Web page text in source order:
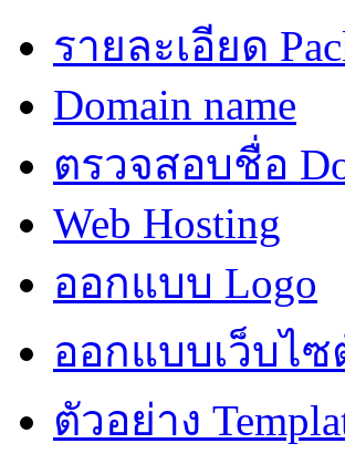
รายละเอียด
Domain name
ตรวจสอบชื่อ
Web Hosting
ออกแบบ Logo
ออกแบบเว็บไซ
ตัวอย่าง